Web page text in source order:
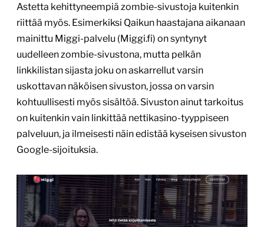
Astetta kehittyneempiä zombie-sivustoja kuitenkin
riittää myös. Esimerkiksi Qaikun haastajana aikanaan
mainittu Miggi-palvelu (Miggi.fi) on syntynyt
uudelleen zombie-sivustona, mutta pelkän
linkkilistan sijasta joku on askarrellut varsin
uskottavan näköisen sivuston, jossa on varsin
kohtuullisesti myös sisältöä. Sivuston ainut tarkoitus
on kuitenkin vain linkittää nettikasino-tyyppiseen
palveluun, ja ilmeisesti näin edistää kyseisen sivuston
Google-sijoituksia.